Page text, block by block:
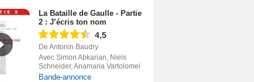
La Bataille de Gaulle - Partie
2 : J’écris ton nom
4,5
De Antonin Baudry
Avec Simon Abkarian, Niels
Schneider, Anamaria Vartolomei
Bande-annonce